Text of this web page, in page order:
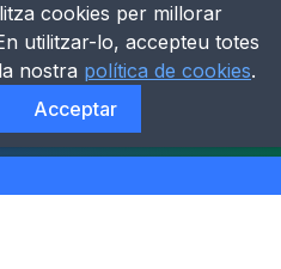
cookies per millorar
utilitzar-lo, accepteu totes
nostra política de cookies.
Acceptar